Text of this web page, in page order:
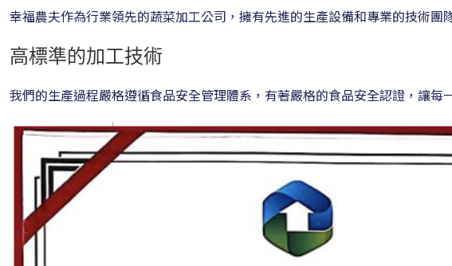
幸福農夫作為行業領先的蔬菜加工公司，擁有先進的生產設備和專業的技術團
高標準的加工技術
我們的生產過程嚴格遵循食品安全管理體系，有著嚴格的食品安全認證，讓每